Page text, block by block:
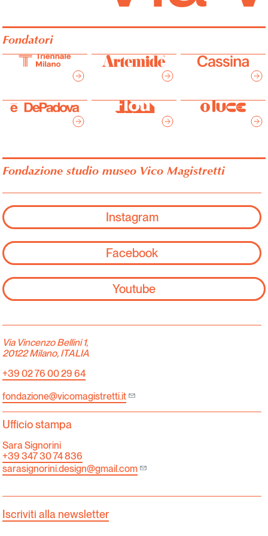
Fondatori
Fondazione studio museo Vico Magistretti
Instagram
Facebook
Youtube
Via Vincenzo Bellini 1,
20122 Milano, ITALIA
+39 02 76 00 29 64
fondazione@vicomagistretti.it
Ufficio stampa
Sara Signorini
+39 347 30 74 836
sarasignorini.design@gmail.com
Iscriviti alla newsletter